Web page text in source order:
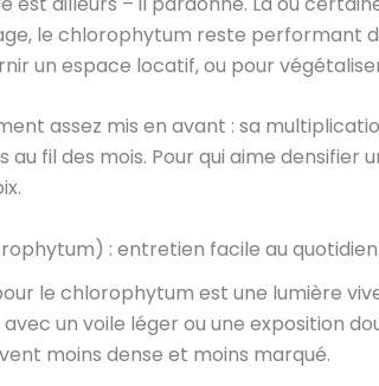
le chlorophytum reste performant
un espace locatif, ou pour
assez mis en avant : sa
au fil des mois. Pour qui aime
: entretien facile au quotidien
le chlorophytum est une lumière
un voile léger ou une exposition
moins dense et moins marqué.